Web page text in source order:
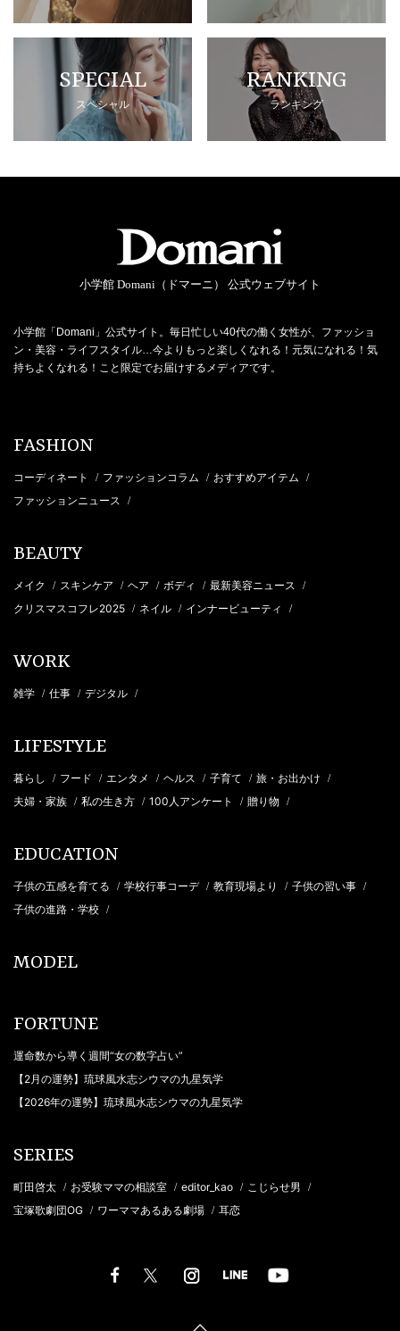
SPECIAL
スペシャル
RANKING
ランキング
小学館 Domani（ドマーニ） 公式ウェブサイト
小学館「Domani」公式サイト。毎日忙しい40代の働く女性が、ファッショ
ン・美容・ライフスタイル…今よりもっと楽しくなれる！元気になれる！気
持ちよくなれる！こと限定でお届けするメディアです。
FASHION
コーディネート / ファッションコラム / おすすめアイテム /
ファッションニュース /
BEAUTY
メイク / スキンケア / ヘア / ボディ / 最新美容ニュース /
クリスマスコフレ2025 / ネイル / インナービューティ /
WORK
雑学 / 仕事 / デジタル /
LIFESTYLE
暮らし / フード / エンタメ / ヘルス / 子育て / 旅・お出かけ /
夫婦・家族 / 私の生き方 / 100人アンケート / 贈り物 /
EDUCATION
子供の五感を育てる / 学校行事コーデ / 教育現場より / 子供の習い事 /
子供の進路・学校 /
MODEL
FORTUNE
運命数から導く週間“女の数字占い”
【2月の運勢】琉球風水志シウマの九星気学
【2026年の運勢】琉球風水志シウマの九星気学
SERIES
町田啓太 / お受験ママの相談室 / editor_kao / こじらせ男 /
宝塚歌劇団OG / ワーママあるある劇場 / 耳恋